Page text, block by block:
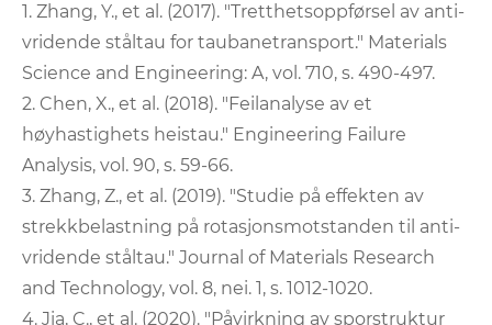
1. Zhang, Y., et al. (2017). "Tretthetsoppførsel av anti-
vridende ståltau for taubanetransport." Materials
Science and Engineering: A, vol. 710, s. 490-497.
2. Chen, X., et al. (2018). "Feilanalyse av et
høyhastighets heistau." Engineering Failure
Analysis, vol. 90, s. 59-66.
3. Zhang, Z., et al. (2019). "Studie på effekten av
strekkbelastning på rotasjonsmotstanden til anti-
vridende ståltau." Journal of Materials Research
and Technology, vol. 8, nei. 1, s. 1012-1020.
4. Jia, C., et al. (2020). "Påvirkning av sporstruktur